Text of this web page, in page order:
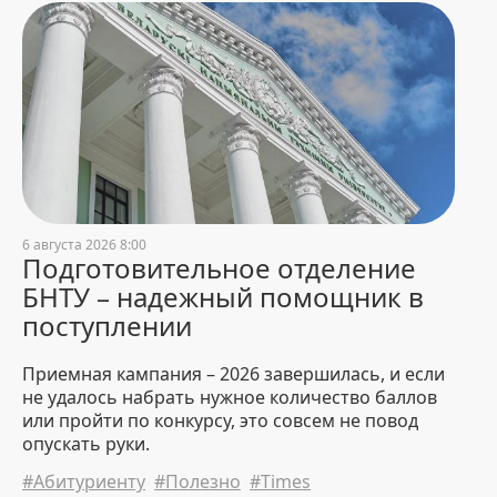
комиссии БНТУ по зачислению
абитуриентов-платников
пройдет 3 августа
31 July 2026 18:09 5324
БНТУ – дипломант
республиканского конкурса
«Лучший экспортер 2025 года»
31 July 2026 16:02
В Китае прошли переговоры
между БНТУ, Нанкинским
университетом и Sinomach
Digital Technology Corporation
Последний шанс. В БНТУ 1
августа завершается прием
документов для обучения на
платной основе
6 августа 2026 8:00
Подготовительное отделение
БНТУ – надежный помощник в
поступлении
Приемная кампания – 2026 завершилась, и если
не удалось набрать нужное количество баллов
или пройти по конкурсу, это совсем не повод
опускать руки.
#Абитуриенту #Полезно #Times